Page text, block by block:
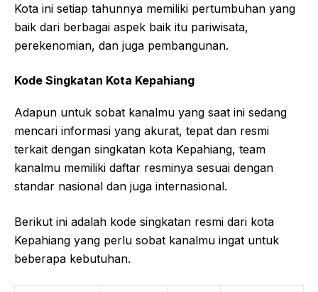
Kota ini setiap tahunnya memiliki pertumbuhan yang
baik dari berbagai aspek baik itu pariwisata,
perekenomian, dan juga pembangunan.
Kode Singkatan Kota Kepahiang
Adapun untuk sobat kanalmu yang saat ini sedang
mencari informasi yang akurat, tepat dan resmi
terkait dengan singkatan kota Kepahiang, team
kanalmu memiliki daftar resminya sesuai dengan
standar nasional dan juga internasional.
Berikut ini adalah kode singkatan resmi dari kota
Kepahiang yang perlu sobat kanalmu ingat untuk
beberapa kebutuhan.